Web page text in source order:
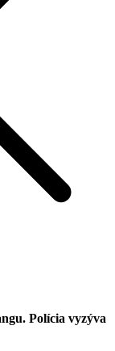
Polícia vyzýva